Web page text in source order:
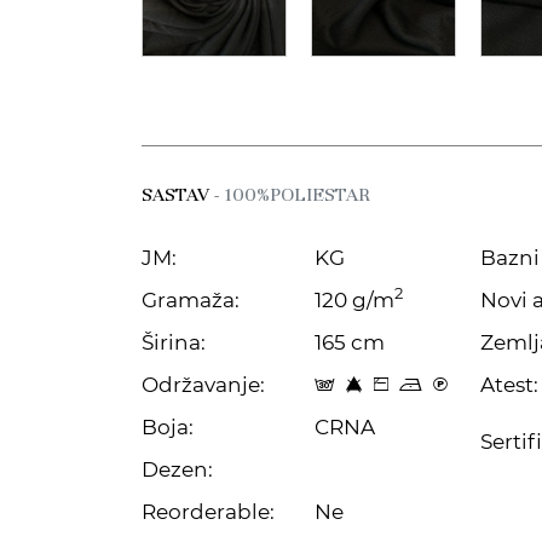
SASTAV- 100%POLIESTAR
JM:
KG
Gramaža:
120 g/m2
Širina:
165 cm
Održavanje:
s 8 Z o C
Boja:
CRNA
Dezen:
Reorderable:
Ne
Novi
Atest: